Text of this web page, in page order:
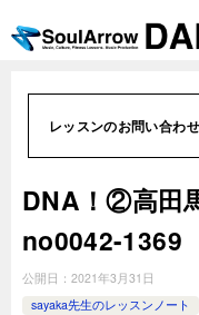
レッスンのお問い合わせ
DNA！②高田
no0042-1369
公開日： 2021年3月31日
sayaka先生のレッスンノート